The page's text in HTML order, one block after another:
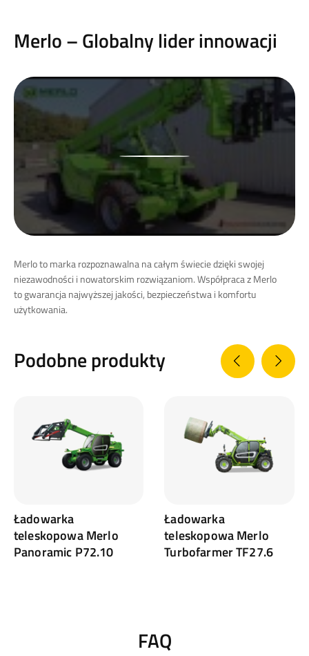
Merlo – Globalny lider innowacji
Merlo to marka rozpoznawalna na całym świecie dzięki swojej
niezawodności i nowatorskim rozwiązaniom. Współpraca z Merlo
to gwarancja najwyższej jakości, bezpieczeństwa i komfortu
użytkowania.
Podobne produkty
Ładowarka
teleskopowa Merlo
Panoramic P72.10
Ładowarka
teleskopowa Merlo
Turbofarmer TF27.6
FAQ